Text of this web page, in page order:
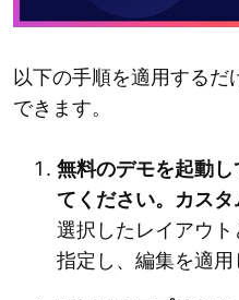
以下の手順を適用するだ
できます。
無料のデモを起動
てください。カスタ
選択したレイアウ
指定し、編集を適用